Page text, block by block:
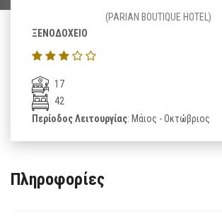
(PARIAN BOUTIQUE HOTEL)
ΞΕΝΟΔΟΧΕΙΟ
17
42
Περίοδος Λειτουργίας: Μάιος - Οκτώβριος
Πληροφορίες